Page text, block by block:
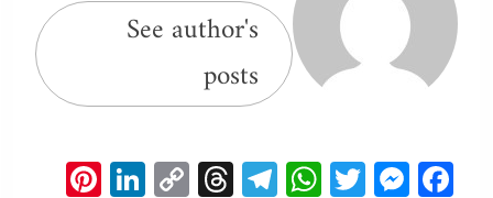
See author's
posts
Facebook
Messenger
Twitter
WhatsApp
Telegram
Threads
Copy